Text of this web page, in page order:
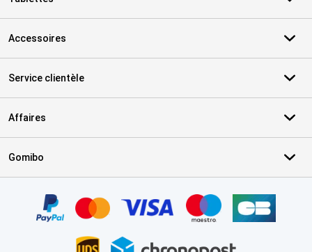
Accessoires
Service clientèle
Affaires
Gomibo